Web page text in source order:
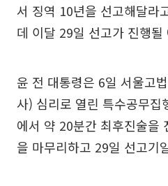
서 징역 10년을 선고해달라
데 이달 29일 선고가 진행될
윤 전 대통령은 6일 서울고
사) 심리로 열린 특수공무집
에서 약 20분간 최후진술을
을 마무리하고 29일 선고기